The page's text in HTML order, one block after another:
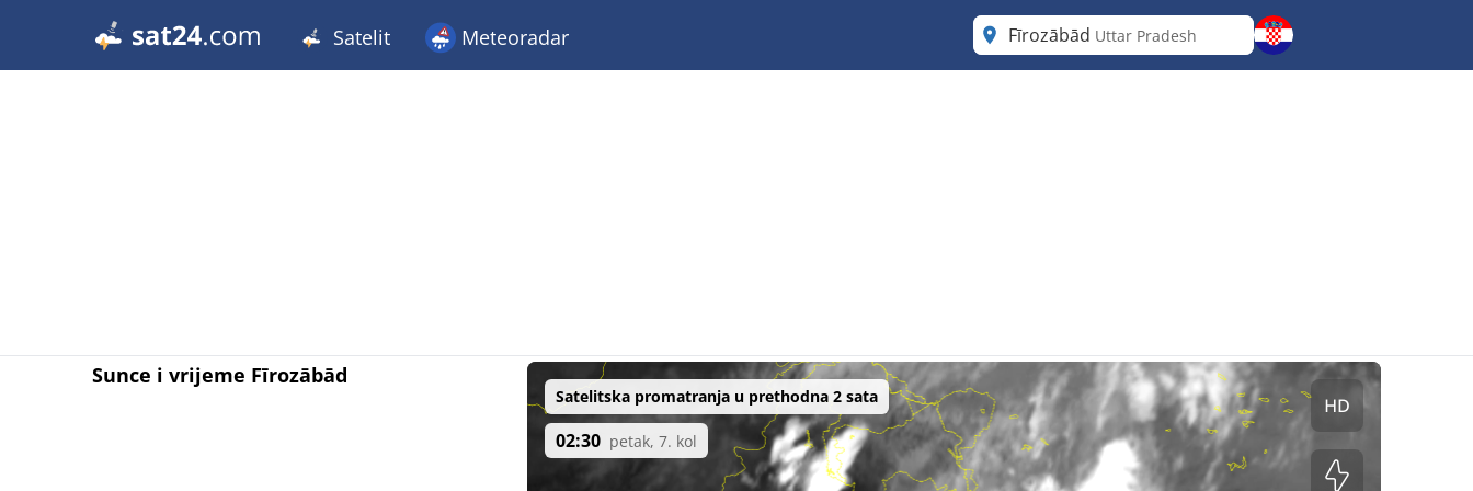
Satelit Meteoradar Fīrozābād Uttar Pradesh
Sunce i vrijeme Fīrozābād
Satelitska promatranja u prethodna 2 sata
02:30 petak, 7. kol